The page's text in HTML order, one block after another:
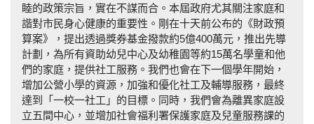
睦的政策宗旨，實在不謀而合。本屆政府尤其關注家庭和
諧對市民身心健康的重要性。剛在十天前公布的《財政預
算案》，提出透過獎券基金撥款約5億400萬元，推出先導
計劃，為所有資助幼兒中心及幼稚園等約15萬名學童和他
們的家庭，提供社工服務。我們也會在下一個學年開始，
增加公營小學的資源，加強和優化社工及輔導服務，最終
達到「一校一社工」的目標。同時，我們會為離異家庭設
立五間中心，並增加社會福利署保護家庭及兒童服務課的